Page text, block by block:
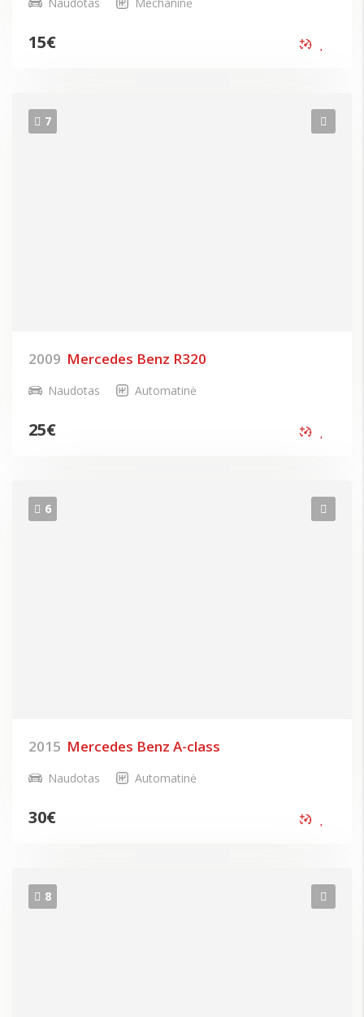
Naudotas Mechaninė
15€
7
2009 Mercedes Benz R320
Naudotas Automatinė
25€
6
2015 Mercedes Benz A-class
Naudotas Automatinė
30€
8